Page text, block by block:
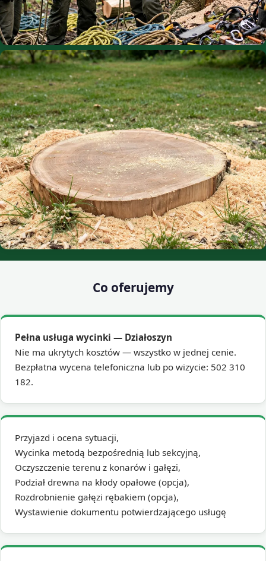
Co oferujemy
Pełna usługa wycinki — Działoszyn
Nie ma ukrytych kosztów — wszystko w jednej cenie.
Bezpłatna wycena telefoniczna lub po wizycie: 502 310
182.
Przyjazd i ocena sytuacji,
Wycinka metodą bezpośrednią lub sekcyjną,
Oczyszczenie terenu z konarów i gałęzi,
Podział drewna na kłody opałowe (opcja),
Rozdrobnienie gałęzi rębakiem (opcja),
Wystawienie dokumentu potwierdzającego usługę